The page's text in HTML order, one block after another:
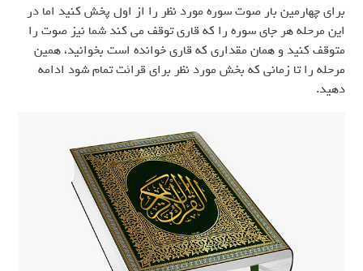
برای چهارمین بار صوت سوره مورد نظر را از اول پخش کنید اما در
این مرحله هر جای سوره را که قاری توقف می کند شما نیز صوت را
متوقف کنید و همان مقداری که قاری خوانده است بخوانید، همین
مرحله را تا زمانی که بخش مورد نظر برای قرائت تمام شود ادامه
دهید.